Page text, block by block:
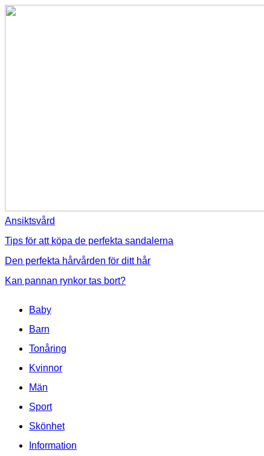
Ansiktsvård
Tips för att köpa de perfekta sandalerna
Den perfekta hårvården för ditt hår
Kan pannan rynkor tas bort?
Baby
Barn
Tonåring
Kvinnor
Män
Sport
Skönhet
Information